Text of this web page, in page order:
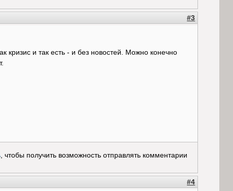
#3
кризис и так есть - и без новостей. Можно конечно
, чтобы получить возможность отправлять комментарии
#4